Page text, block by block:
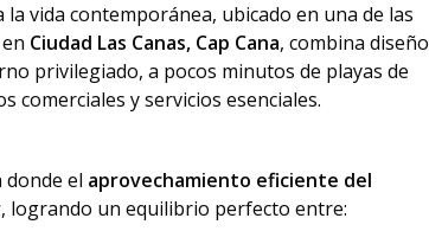
vida contemporánea, ubicado en una de las
Ciudad Las Canas, Cap Cana, combina diseño
privilegiado, a pocos minutos de playas de
comerciales y servicios esenciales.
el aprovechamiento eficiente del
, logrando un equilibrio perfecto entre: